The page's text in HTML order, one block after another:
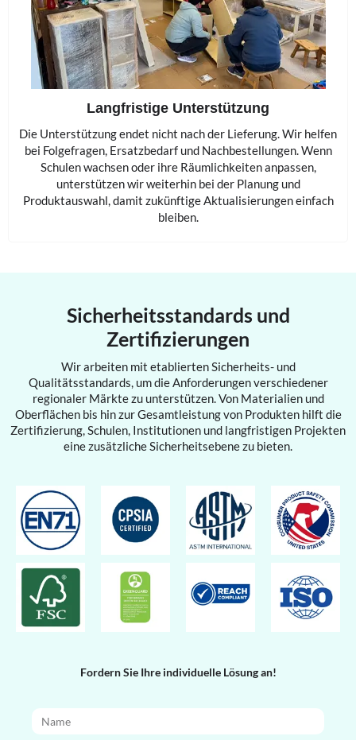
Langfristige Unterstützung
Die Unterstützung endet nicht nach der Lieferung. Wir helfen
bei Folgefragen, Ersatzbedarf und Nachbestellungen. Wenn
Schulen wachsen oder ihre Räumlichkeiten anpassen,
unterstützen wir weiterhin bei der Planung und
Produktauswahl, damit zukünftige Aktualisierungen einfach
bleiben.
Sicherheitsstandards und
Zertifizierungen
Wir arbeiten mit etablierten Sicherheits- und
Qualitätsstandards, um die Anforderungen verschiedener
regionaler Märkte zu unterstützen. Von Materialien und
Oberflächen bis hin zur Gesamtleistung von Produkten hilft die
Zertifizierung, Schulen, Institutionen und langfristigen Projekten
eine zusätzliche Sicherheitsebene zu bieten.
Fordern Sie Ihre individuelle Lösung an!